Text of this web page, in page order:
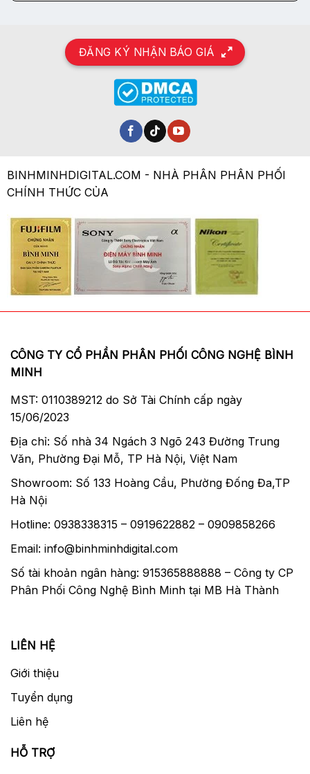
ĐĂNG KÝ NHẬN BÁO GIÁ
BINHMINHDIGITAL.COM - NHÀ PHÂN PHÂN PHỐI
CHÍNH THỨC CỦA
CÔNG TY CỔ PHẦN PHÂN PHỐI CÔNG NGHỆ BÌNH
MINH
MST: 0110389212 do Sở Tài Chính cấp ngày
15/06/2023
Địa chỉ: Số nhà 34 Ngách 3 Ngõ 243 Đường Trung
Văn, Phường Đại Mỗ, TP Hà Nội, Việt Nam
Showroom: Số 133 Hoàng Cầu, Phường Đống Đa,TP
Hà Nội
Hotline: 0938338315 – 0919622882 – 0909858266
Email: info@binhminhdigital.com
Số tài khoản ngân hàng: 915365888888 – Công ty CP
Phân Phối Công Nghệ Bình Minh tại MB Hà Thành
LIÊN HỆ
Giới thiệu
Tuyển dụng
Liên hệ
HỖ TRỢ